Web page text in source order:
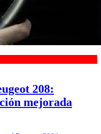
208:
mejorada